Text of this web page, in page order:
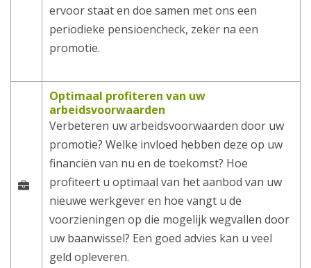
ervoor staat en doe samen met ons een
periodieke pensioencheck, zeker na een
promotie.
Optimaal profiteren van uw
arbeidsvoorwaarden
Verbeteren uw arbeidsvoorwaarden door uw
promotie? Welke invloed hebben deze op uw
financiën van nu en de toekomst? Hoe
profiteert u optimaal van het aanbod van uw
nieuwe werkgever en hoe vangt u de
voorzieningen op die mogelijk wegvallen door
uw baanwissel? Een goed advies kan u veel
geld opleveren.